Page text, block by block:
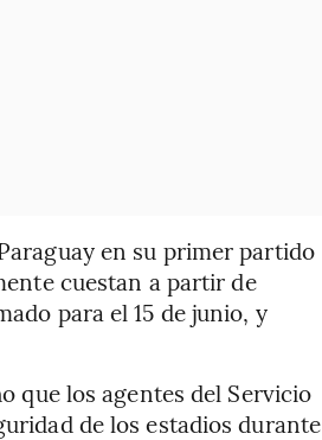
en su primer partido
cuestan a partir de
para el 15 de junio, y
que los agentes del Servicio
de los estadios durante